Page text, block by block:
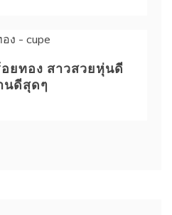
ยทอง สาวสวยหุ่นดี
นดีสุดๆ